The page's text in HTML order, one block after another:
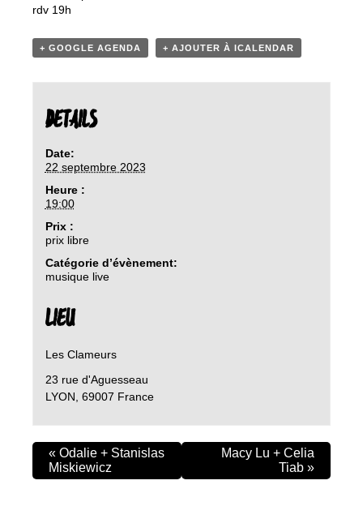
rdv 19h
+ GOOGLE AGENDA + AJOUTER À ICALENDAR
DETAILS
Date:
22 septembre 2023
Heure :
19:00
Prix :
prix libre
Catégorie d’évènement:
musique live
LIEU
Les Clameurs
23 rue d'Aguesseau
LYON 69007 France
« Odalie + Stanislas
Miskiewicz
Macy Lu + Celia
Tiab »